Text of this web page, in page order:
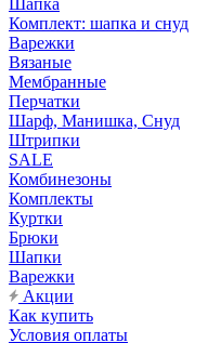
Шапка
Комплект: шапка и снуд
Варежки
Вязаные
Мембранные
Перчатки
Шарф, Манишка, Снуд
Штрипки
SALE
Комбинезоны
Комплекты
Куртки
Брюки
Шапки
Варежки
Акции
Как купить
Условия оплаты